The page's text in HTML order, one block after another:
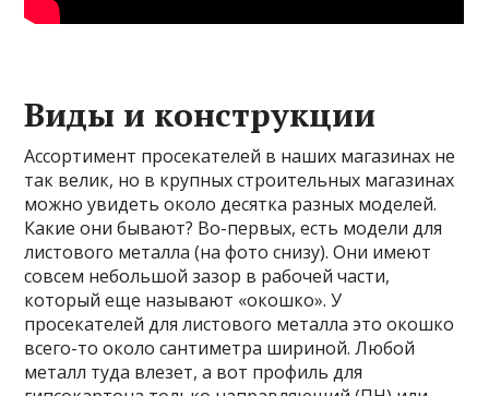
Виды и конструкции
Ассортимент просекателей в наших магазинах не
так велик, но в крупных строительных магазинах
можно увидеть около десятка разных моделей.
Какие они бывают? Во-первых, есть модели для
листового металла (на фото снизу). Они имеют
совсем небольшой зазор в рабочей части,
который еще называют «окошко». У
просекателей для листового металла это окошко
всего-то около сантиметра шириной. Любой
металл туда влезет, а вот профиль для